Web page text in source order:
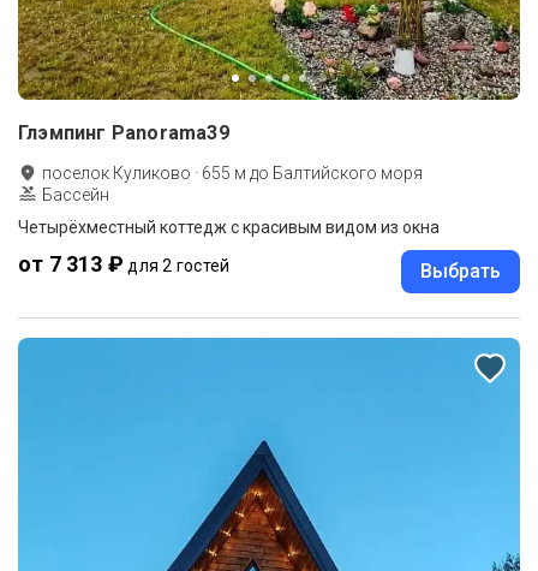
Глэмпинг Panorama39
поселок Куликово · 655 м до Балтийского моря
Бассейн
Четырёхместный коттедж с красивым видом из окна
от 7 313 ₽ для 2 гостей Выбрать